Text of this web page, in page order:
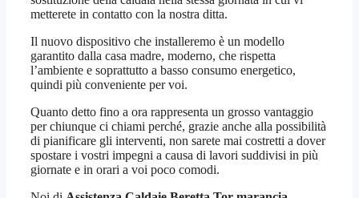
metterete in contatto con la nostra ditta.
Il nuovo dispositivo che installeremo è un modello
garantito dalla casa madre, moderno, che rispetta
l’ambiente e soprattutto a basso consumo energetico,
quindi più conveniente per voi.
Quanto detto fino a ora rappresenta un grosso vantaggio
per chiunque ci chiami perché, grazie anche alla possibilità
di pianificare gli interventi, non sarete mai costretti a dover
spostare i vostri impegni a causa di lavori suddivisi in più
giornate e in orari a voi poco comodi.